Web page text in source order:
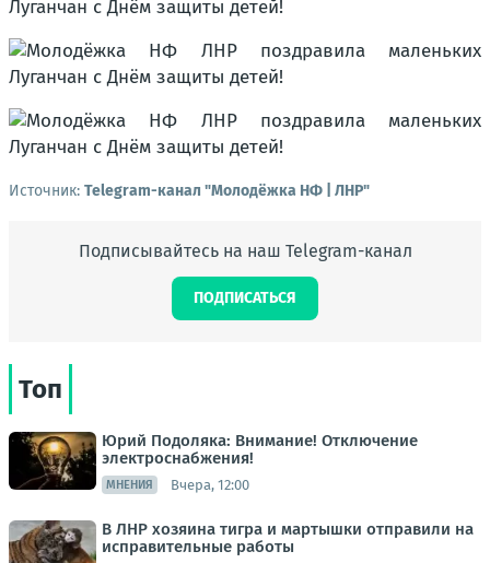
Источник: Telegram-канал "Молодёжка НФ | ЛНР"
Подписывайтесь на наш Telegram-канал
ПОДПИСАТЬСЯ
Топ
Юрий Подоляка: Внимание! Отключение
электроснабжения!
МНЕНИЯ Вчера, 12:00
В ЛНР хозяина тигра и мартышки отправили на
исправительные работы